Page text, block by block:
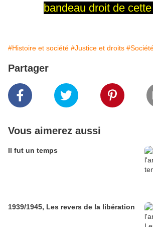
bandeau droit de
#Histoire et société #Justice et droits
Partager
Vous aimerez aussi
Il fut un temps
1939/1945, Les revers de la libération